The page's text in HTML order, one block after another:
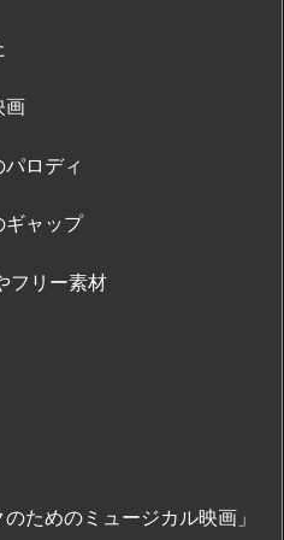
画
ロディ
ギャップ
フリー素材
ためのミュージカル映画」